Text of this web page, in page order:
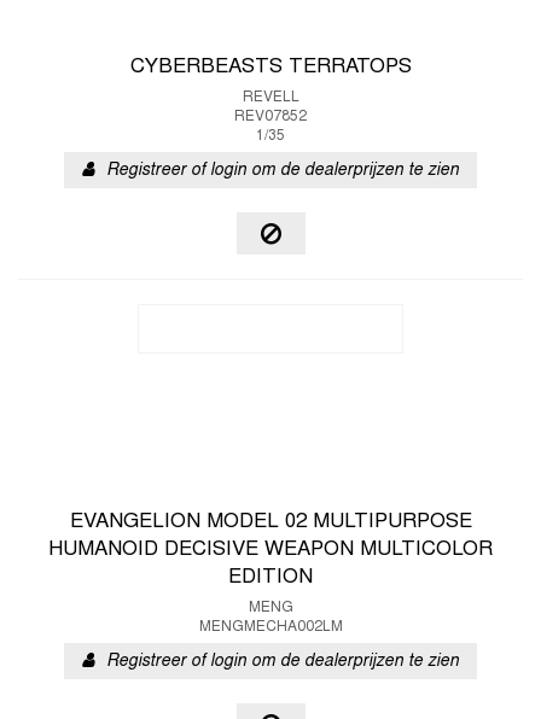
CYBERBEASTS TERRATOPS
REVELL
REV07852
1/35
Registreer of login om de dealerprijzen te zien
EVANGELION MODEL 02 MULTIPURPOSE
HUMANOID DECISIVE WEAPON MULTICOLOR
EDITION
MENG
MENGMECHA002LM
Registreer of login om de dealerprijzen te zien